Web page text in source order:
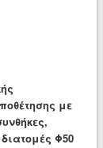
με
Φ50